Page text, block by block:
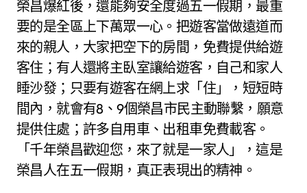
榮昌爆紅後，還能夠安全度過五一假期，最重
要的是全區上下萬眾一心。把遊客當做遠道而
來的親人，大家把空下的房間，免費提供給遊
客住；有人還將主臥室讓給遊客，自己和家人
睡沙發；只要有遊客在網上求「住」，短短時
間內，就會有8、9個榮昌市民主動聯繫，願意
提供住處；許多自用車、出租車免費載客。
「千年榮昌歡迎您，來了就是一家人」，這是
榮昌人在五一假期，真正表現出的精神。